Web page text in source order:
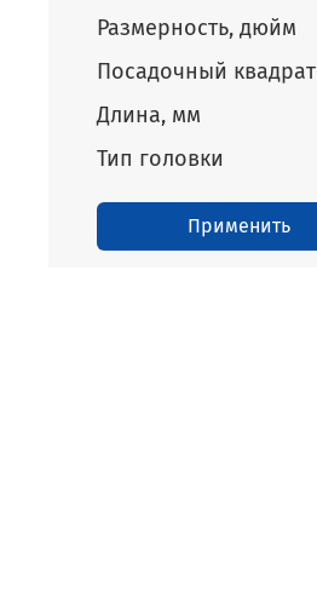
Размерность, дюйм
Посадочный квадрат
Длина, мм
Тип головки
Применить